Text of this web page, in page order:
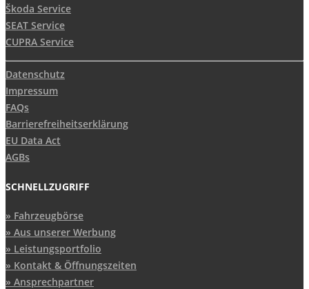
Škoda Service
SEAT Service
CUPRA Service
Datenschutz
Impressum
FAQs
Barrierefreiheitserklärung
EU Data Act
AGBs
SCHNELLZUGRIFF
Fahrzeugbörse
Aus unserer Werbung
Leistungsportfolio
Kontakt & Öffnungszeiten
Ansprechpartner